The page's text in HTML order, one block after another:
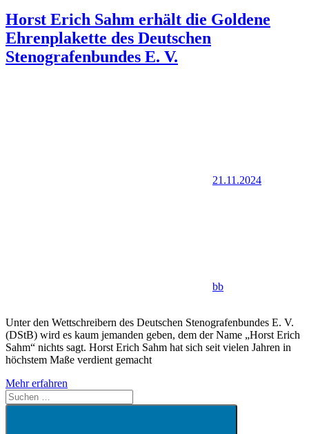
Horst Erich Sahm erhält die Goldene
Ehrenplakette des Deutschen
Stenografenbundes E. V.
21.11.2024
bb
Unter den Wettschreibern des Deutschen Stenografenbundes E. V.
(DStB) wird es kaum jemanden geben, dem der Name „Horst Erich
Sahm“ nichts sagt. Horst Erich Sahm hat sich seit vielen Jahren in
höchstem Maße verdient gemacht
Mehr erfahren
Suchen
nach: